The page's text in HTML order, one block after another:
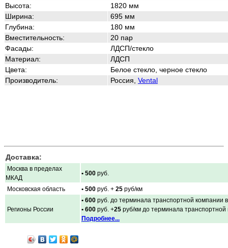
Высота:
1820 мм
Ширина:
695 мм
Глубина:
180 мм
Вместительность:
20 пар
Фасады:
ЛДСП/стекло
Материал:
ЛДСП
Цвета:
Белое стекло, черное стекло
Производитель:
Россия, Vental
Доставка:
Москва в пределах
МКАД
• 500 руб.
Московская область • 500 руб. + 25 руб/км
Регионы России
• 600 руб. до терминала транспортной компании
• 600 руб. +25 руб/км до терминала
Подробнее...